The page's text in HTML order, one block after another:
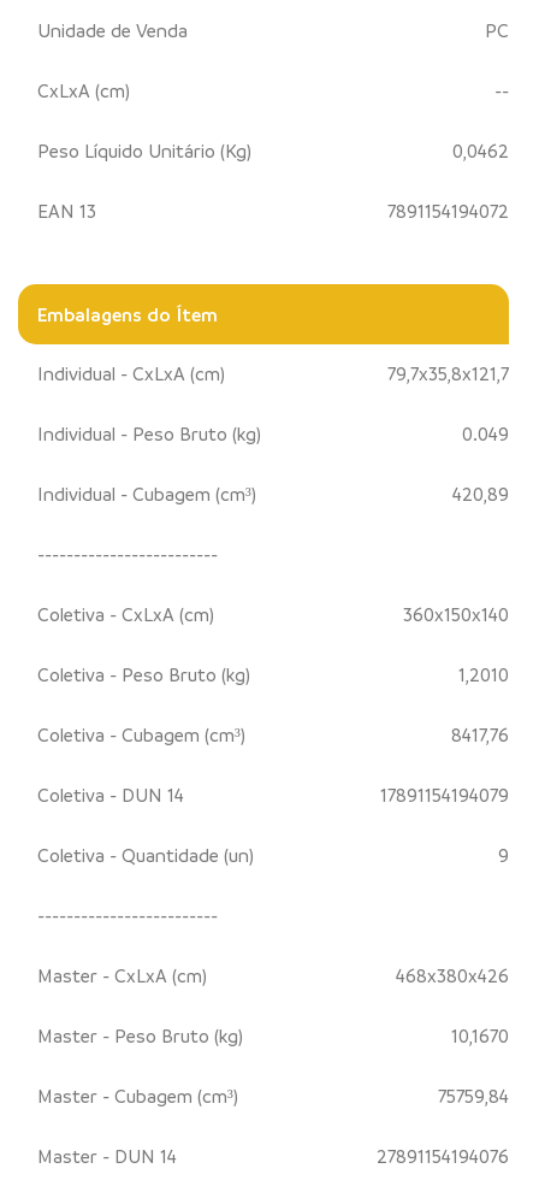
Unidade de Venda PC
CxLxA (cm) --
Peso Líquido Unitário (Kg) 0,0462
EAN 13 7891154194072
Embalagens do Ítem
Individual - CxLxA (cm) 79,7x35,8x121,7
Individual - Peso Bruto (kg) 0.049
Individual - Cubagem (cm³) 420,89
-------------------------
Coletiva - CxLxA (cm) 360x150x140
Coletiva - Peso Bruto (kg) 1,2010
Coletiva - Cubagem (cm³) 8417,76
Coletiva - DUN 14 17891154194079
Coletiva - Quantidade (un) 9
-------------------------
Master - CxLxA (cm) 468x380x426
Master - Peso Bruto (kg) 10,1670
Master - Cubagem (cm³) 75759,84
Master - DUN 14 27891154194076